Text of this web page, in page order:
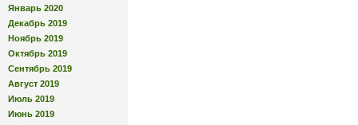
Январь 2020
Декабрь 2019
Ноябрь 2019
Октябрь 2019
Сентябрь 2019
Август 2019
Июль 2019
Июнь 2019